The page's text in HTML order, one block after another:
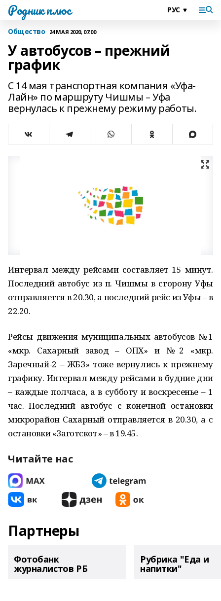
Родник плюс
Общество 24 МАЯ 2020, 07:00
У автобусов – прежний
график
С 14 мая транспортная компания «Уфа-
Лайн» по маршруту Чишмы – Уфа
вернулась к прежнему режиму работы.
Интервал между рейсами составляет 15 минут.
Последний автобус из п. Чишмы в сторону Уфы
отправляется в 20.30, а последний рейс из Уфы – в
22.20.
Рейсы движения муниципальных автобусов №1
«мкр. Сахарный завод – ОПХ» и №2 «мкр.
Заречный-2 – ЖБЗ» тоже вернулись к прежнему
графику. Интервал между рейсами в будние дни
– каждые полчаса, а в субботу и воскресенье – 1
час. Последний автобус с конечной остановки
микрорайон Сахарный отправляется в 20.30, а с
остановки «Заготскот» – в 19.45.
Читайте нас
Партнеры
Фотобанк
журналистов РБ
Рубрика "Еда и
напитки"